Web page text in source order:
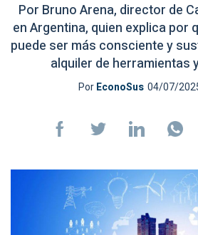
Por Bruno Arena, director de
en Argentina, quien explica por
puede ser más consciente y
alquiler de herramientas
PorEconoSus 04/07/